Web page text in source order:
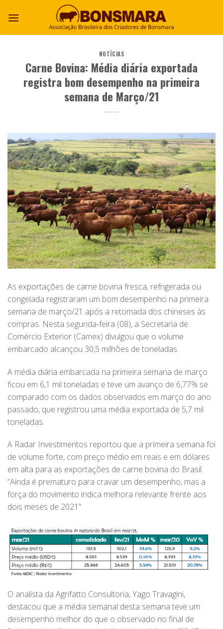
NOTÍCIAS
Carne Bovina: Média diária exportada
registra bom desempenho na primeira
semana de Março/21
As exportações de carne bovina fresca, refrigerada ou
congelada registraram um bom desempenho na primeira
semana de março/21 após a retomada dos chineses às
compras. Nesta segunda-feira (08), a Secretaria de
Comércio Exterior (Camex) divulgou que o volume
embarcado alcançou 30,5 milhões de toneladas.
A média diária embarcada na primeira semana de março
ficou em 6,1 mil toneladas e teve um avanço de 6,77% se
comparado com os dados observados em março do ano
passado, que registrou uma média exportada de 5,7 mil
toneladas.
A Radar Investimentos reportou que a primeira semana foi
de volume forte, com preço médio em reais e em dólares
em alta para as exportações de carne bovina do Brasil.
“Ainda é prematuro para cravar um desempenho, mas a
força do movimento indica melhora relevante frente aos
dois meses de 2021”
O analista da Agrifatto Consultoria, Yago Travagini,
destacou que a média semanal desta semana teve um
desempenho melhor do que o observado no final de